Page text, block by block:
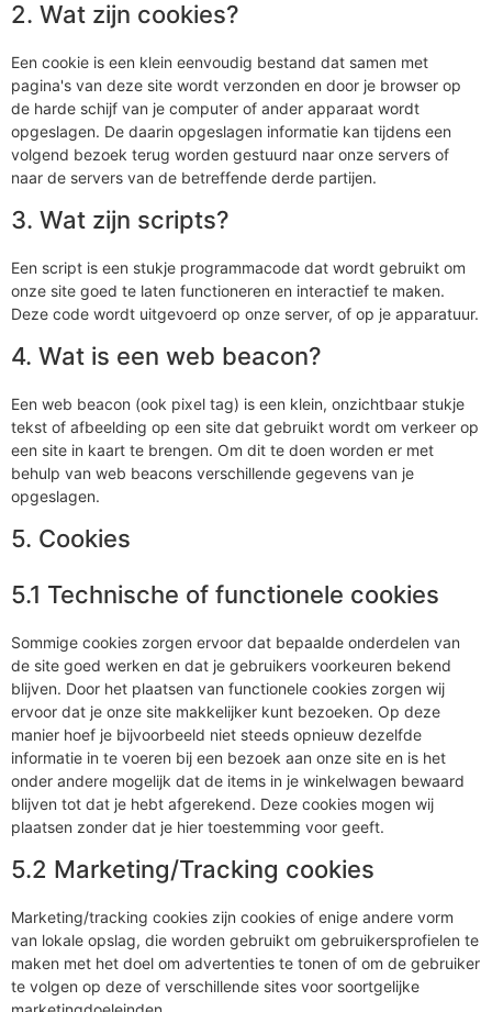
2. Wat zijn cookies?
Een cookie is een klein eenvoudig bestand dat samen met
pagina's van deze site wordt verzonden en door je browser op
de harde schijf van je computer of ander apparaat wordt
opgeslagen. De daarin opgeslagen informatie kan tijdens een
volgend bezoek terug worden gestuurd naar onze servers of
naar de servers van de betreffende derde partijen.
3. Wat zijn scripts?
Een script is een stukje programmacode dat wordt gebruikt om
onze site goed te laten functioneren en interactief te maken.
Deze code wordt uitgevoerd op onze server, of op je apparatuur.
4. Wat is een web beacon?
Een web beacon (ook pixel tag) is een klein, onzichtbaar stukje
tekst of afbeelding op een site dat gebruikt wordt om verkeer op
een site in kaart te brengen. Om dit te doen worden er met
behulp van web beacons verschillende gegevens van je
opgeslagen.
5. Cookies
5.1 Technische of functionele cookies
Sommige cookies zorgen ervoor dat bepaalde onderdelen van
de site goed werken en dat je gebruikers voorkeuren bekend
blijven. Door het plaatsen van functionele cookies zorgen wij
ervoor dat je onze site makkelijker kunt bezoeken. Op deze
manier hoef je bijvoorbeeld niet steeds opnieuw dezelfde
informatie in te voeren bij een bezoek aan onze site en is het
onder andere mogelijk dat de items in je winkelwagen bewaard
blijven tot dat je hebt afgerekend. Deze cookies mogen wij
plaatsen zonder dat je hier toestemming voor geeft.
5.2 Marketing/Tracking cookies
Marketing/tracking cookies zijn cookies of enige andere vorm
van lokale opslag, die worden gebruikt om gebruikersprofielen te
maken met het doel om advertenties te tonen of om de gebruiker
te volgen op deze of verschillende sites voor soortgelijke